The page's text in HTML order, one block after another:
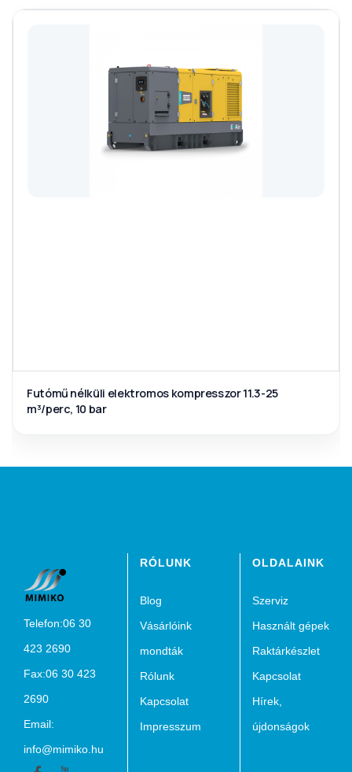
Futómű nélküli elektromos kompresszor 11.3-25
m³/perc, 10 bar
Telefon:06 30
423 2690
Fax:06 30 423
2690
Email:
info@mimiko.hu
RÓLUNK
Blog
Vásárlóink
mondták
Rólunk
Kapcsolat
Impresszum
OLDALAINK
Szerviz
Használt gépek
Raktárkészlet
Kapcsolat
Hírek,
újdonságok